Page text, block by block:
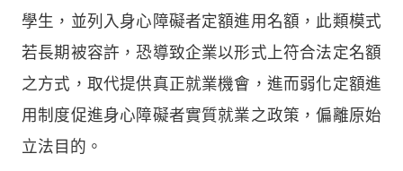
學生，並列入身心障礙者定額進用名額，此類模式
若長期被容許，恐導致企業以形式上符合法定名額
之方式，取代提供真正就業機會，進而弱化定額進
用制度促進身心障礙者實質就業之政策，偏離原始
立法目的。